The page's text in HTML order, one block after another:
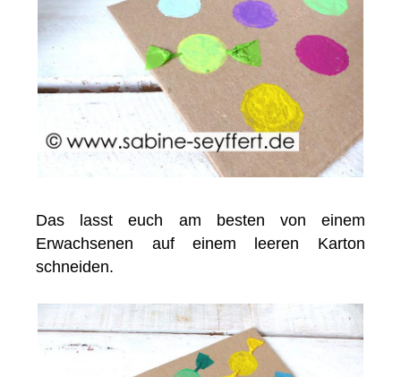
Das lasst euch am besten von einem
Erwachsenen auf einem leeren Karton
schneiden.